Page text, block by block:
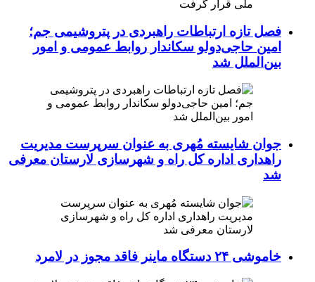
فصل تازه ارتباطات راهبردی در پتروشیمی جم؛
امین حاجی‌دولو سکاندار روابط عمومی و امور
بین‌الملل شد
جوان شایسته مُهری به عنوان سرپرست مدیریت
راهداری اداره کل راه و شهرسازی لارستان معرفی
شد
خاموشی ۲۴ دستگاه ماینر فاقد مجوز در لامرد